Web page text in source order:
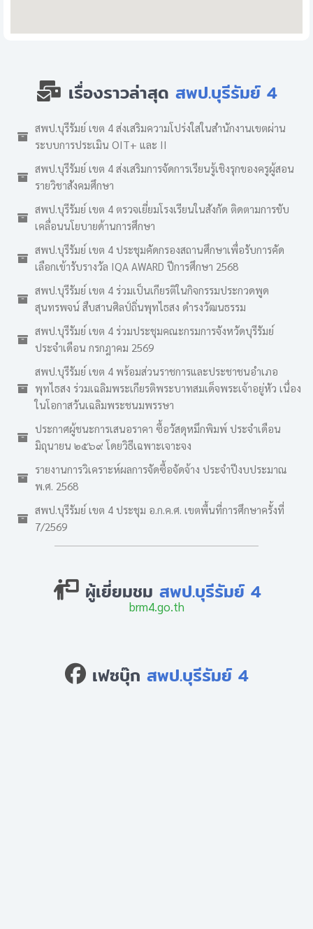
เรื่องราวล่าสุด สพป.บุรีรัมย์ 4
สพป.บุรีรัมย์ เขต 4 ส่งเสริมความโปร่งใสในสำนักงานเขตผ่าน
ระบบการประเมิน OIT+ และ II
สพป.บุรีรัมย์ เขต 4 ส่งเสริมการจัดการเรียนรู้เชิงรุกของครูผู้สอน
รายวิชาสังคมศึกษา
สพป.บุรีรัมย์ เขต 4 ตรวจเยี่ยมโรงเรียนในสังกัด ติดตามการขับ
เคลื่อนนโยบายด้านการศึกษา
สพป.บุรีรัมย์ เขต 4 ประชุมคัดกรองสถานศึกษาเพื่อรับการคัด
เลือกเข้ารับรางวัล IQA AWARD ปีการศึกษา 2568
สพป.บุรีรัมย์ เขต 4 ร่วมเป็นเกียรติในกิจกรรมประกวดพูด
สุนทรพจน์ สืบสานศิลป์ถิ่นพุทไธสง ดำรงวัฒนธรรม
สพป.บุรีรัมย์ เขต 4 ร่วมประชุมคณะกรมการจังหวัดบุรีรัมย์
ประจำเดือน กรกฎาคม 2569
สพป.บุรีรัมย์ เขต 4 พร้อมส่วนราชการและประชาชนอำเภอ
พุทไธสง ร่วมเฉลิมพระเกียรติพระบาทสมเด็จพระเจ้าอยู่หัว เนื่อง
ในโอกาสวันเฉลิมพระชนมพรรษา
ประกาศผู้ชนะการเสนอราคา ซื้อวัสดุหมึกพิมพ์ ประจำเดือน
มิถุนายน ๒๕๖๙ โดยวิธีเฉพาะเจาะจง
รายงานการวิเคราะห์ผลการจัดซื้อจัดจ้าง ประจำปีงบประมาณ
พ.ศ. 2568
สพป.บุรีรัมย์ เขต 4 ประชุม อ.ก.ค.ศ. เขตพื้นที่การศึกษาครั้งที่
7/2569
ผู้เยี่ยมชม สพป.บุรีรัมย์ 4
brm4.go.th
เฟซบุ๊ก สพป.บุรีรัมย์ 4